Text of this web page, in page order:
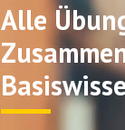
Alle